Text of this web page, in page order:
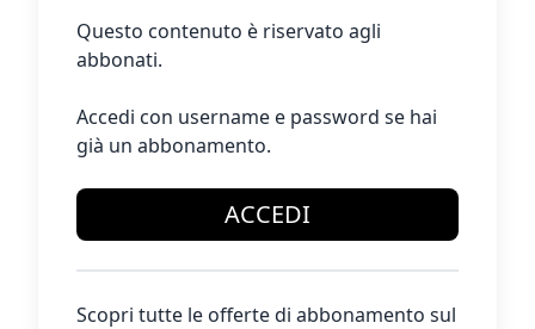
Questo contenuto è riservato agli
abbonati.
Accedi con username e password se hai
già un abbonamento.
ACCEDI
Scopri tutte le offerte di abbonamento sul